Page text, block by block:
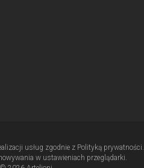
usług zgodnie z Polityką prywatności.
w ustawieniach przeglądarki.